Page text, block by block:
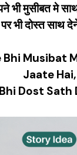
भी मुसीबत मे
पर भी दोस्त साथ
Bhi Musibat
Jaate Hai,
Dost Sath